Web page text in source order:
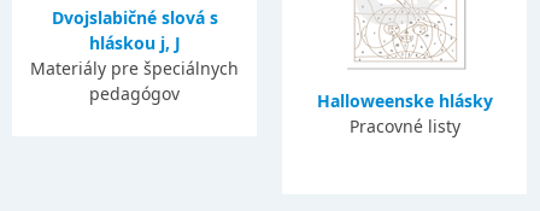
Dvojslabičné slová s
hláskou j, J
Materiály pre špeciálnych
pedagógov
Halloweenske hlásky
Pracovné listy